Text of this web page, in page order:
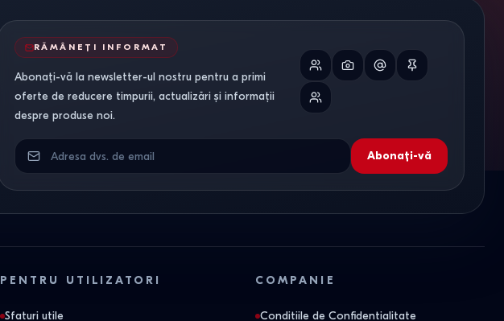
RĂMÂNEȚI INFORMAT
Abonați-vă la newsletter-ul nostru pentru a primi
oferte de reducere timpurii, actualizări și informații
despre produse noi.
Abonați-vă
PENTRU UTILIZATORI
Sfaturi utile
COMPANIE
Conditiile de Confidentialitate